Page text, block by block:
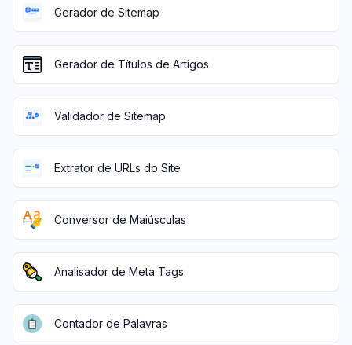
Gerador de Sitemap
Gerador de Títulos de Artigos
Validador de Sitemap
Extrator de URLs do Site
Conversor de Maiúsculas
Analisador de Meta Tags
Contador de Palavras